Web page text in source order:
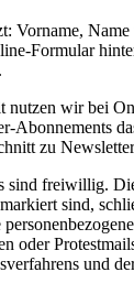
Vorname,
Formular
nutzen wir bei
Abonnements
zu
sind freiwillig.
sind,
oder
und